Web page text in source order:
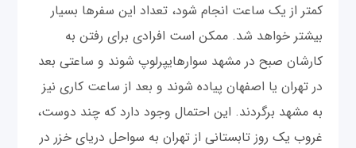
کمتر از یک ساعت انجام شود، تعداد این سفرها بسیار
بیشتر خواهد شد. ممکن است افرادی برای رفتن به
کارشان صبح در مشهد سوارهایپرلوپ شوند و ساعتی بعد
در تهران یا اصفهان پیاده شوند و بعد از ساعت کاری نیز
به مشهد برگردند. این احتمال وجود دارد که چند دوست،
غروب یک روز تابستانی از تهران به سواحل دریای خزر در